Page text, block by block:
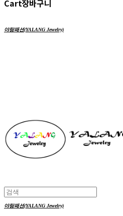
Cart장바구니
야랑패션(YALANG Jewelry)
야랑패션(YALANG Jewelry)